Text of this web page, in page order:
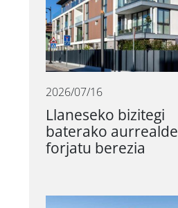
2026/07/16
Llaneseko bizitegi
baterako aurrealde
forjatu berezia